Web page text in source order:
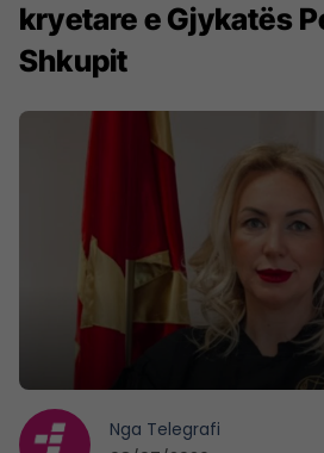
kryetare e Gjykatës
Shkupit
Nga Telegrafi